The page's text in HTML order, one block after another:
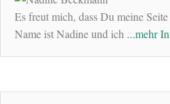
Es freut mich, dass Du meine
Name ist Nadine und ich ...mehr